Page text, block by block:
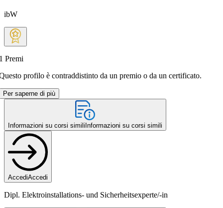
ibW
Premi
profilo è contraddistinto da un premio o da un certificato.
Per saperne di più
Informazioni su corsi simili Informazioni su corsi simili
AccediAccedi
Dipl. Elektroinstallations- und Sicherheitsexperte/-in